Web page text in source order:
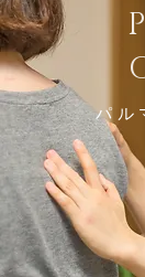
パル